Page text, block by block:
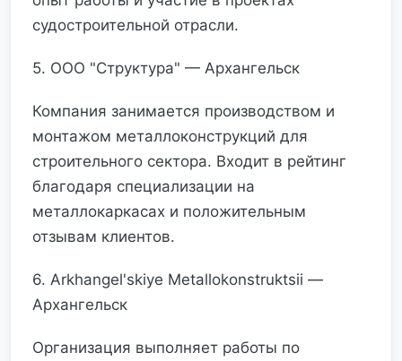
судостроительной отрасли.
5. ООО "Структура" — Архангельск
Компания занимается производством и
монтажом металлоконструкций для
строительного сектора. Входит в рейтинг
благодаря специализации на
металлокаркасах и положительным
отзывам клиентов.
6. Arkhangel'skiye Metallokonstruktsii —
Архангельск
Организация выполняет работы по